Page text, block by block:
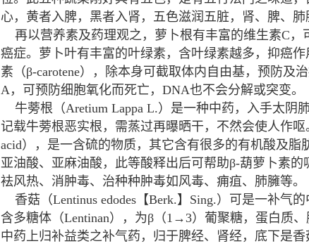
心，黄者入脾，黑者入肾，五色滋润五脏，肾、脾、肺
再以营养素及药理观之，萝卜根有丰富的维生素C，
癌症。萝卜叶有丰富的叶绿素，含叶绿素越多，抑癌
素（β-carotene），除本身可截取体内自由基，预防及
A，可预防细胞氧化而死亡，DNA也不会分解或突变。
牛蒡根（Aretium Lappa L.）是一种中药，入手太阴
记载牛蒡根恶实根，需蒸过再曝晒干，不然会使人作
acid），是一含硫的物质，其它含有很多的有机酸及脂
亚油酸、亚麻油酸，此等酸释出后可帮助β-葫萝卜素
袪风热、消肿毒、治种种肿毒如风毒、痈疽、肺臃等。
香菇（Lentinus edodes【Berk.】Sing.）可是一补气
含多糖体（Lentinan），为β（1→3）葡聚糖，蛋白质
中药上归补益类之补气药，归于脾经、肾经，底下是香